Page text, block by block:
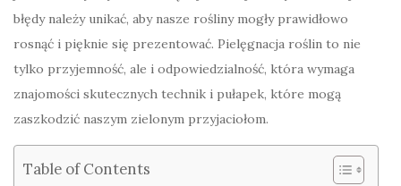
błędy należy unikać, aby nasze rośliny mogły prawidłowo
rosnąć i pięknie się prezentować. Pielęgnacja roślin to nie
tylko przyjemność, ale i odpowiedzialność, która wymaga
znajomości skutecznych technik i pułapek, które mogą
zaszkodzić naszym zielonym przyjaciołom.
Table of Contents